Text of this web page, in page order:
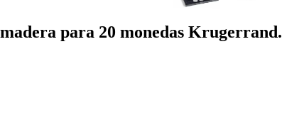
para 20 monedas Krugerrand.